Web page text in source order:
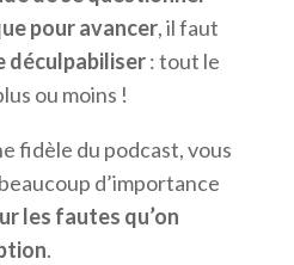
pour avancer, il faut
déculpabiliser: tout le
ou moins !
fidèle du podcast, vous
d’importance
les fautes qu’on
.